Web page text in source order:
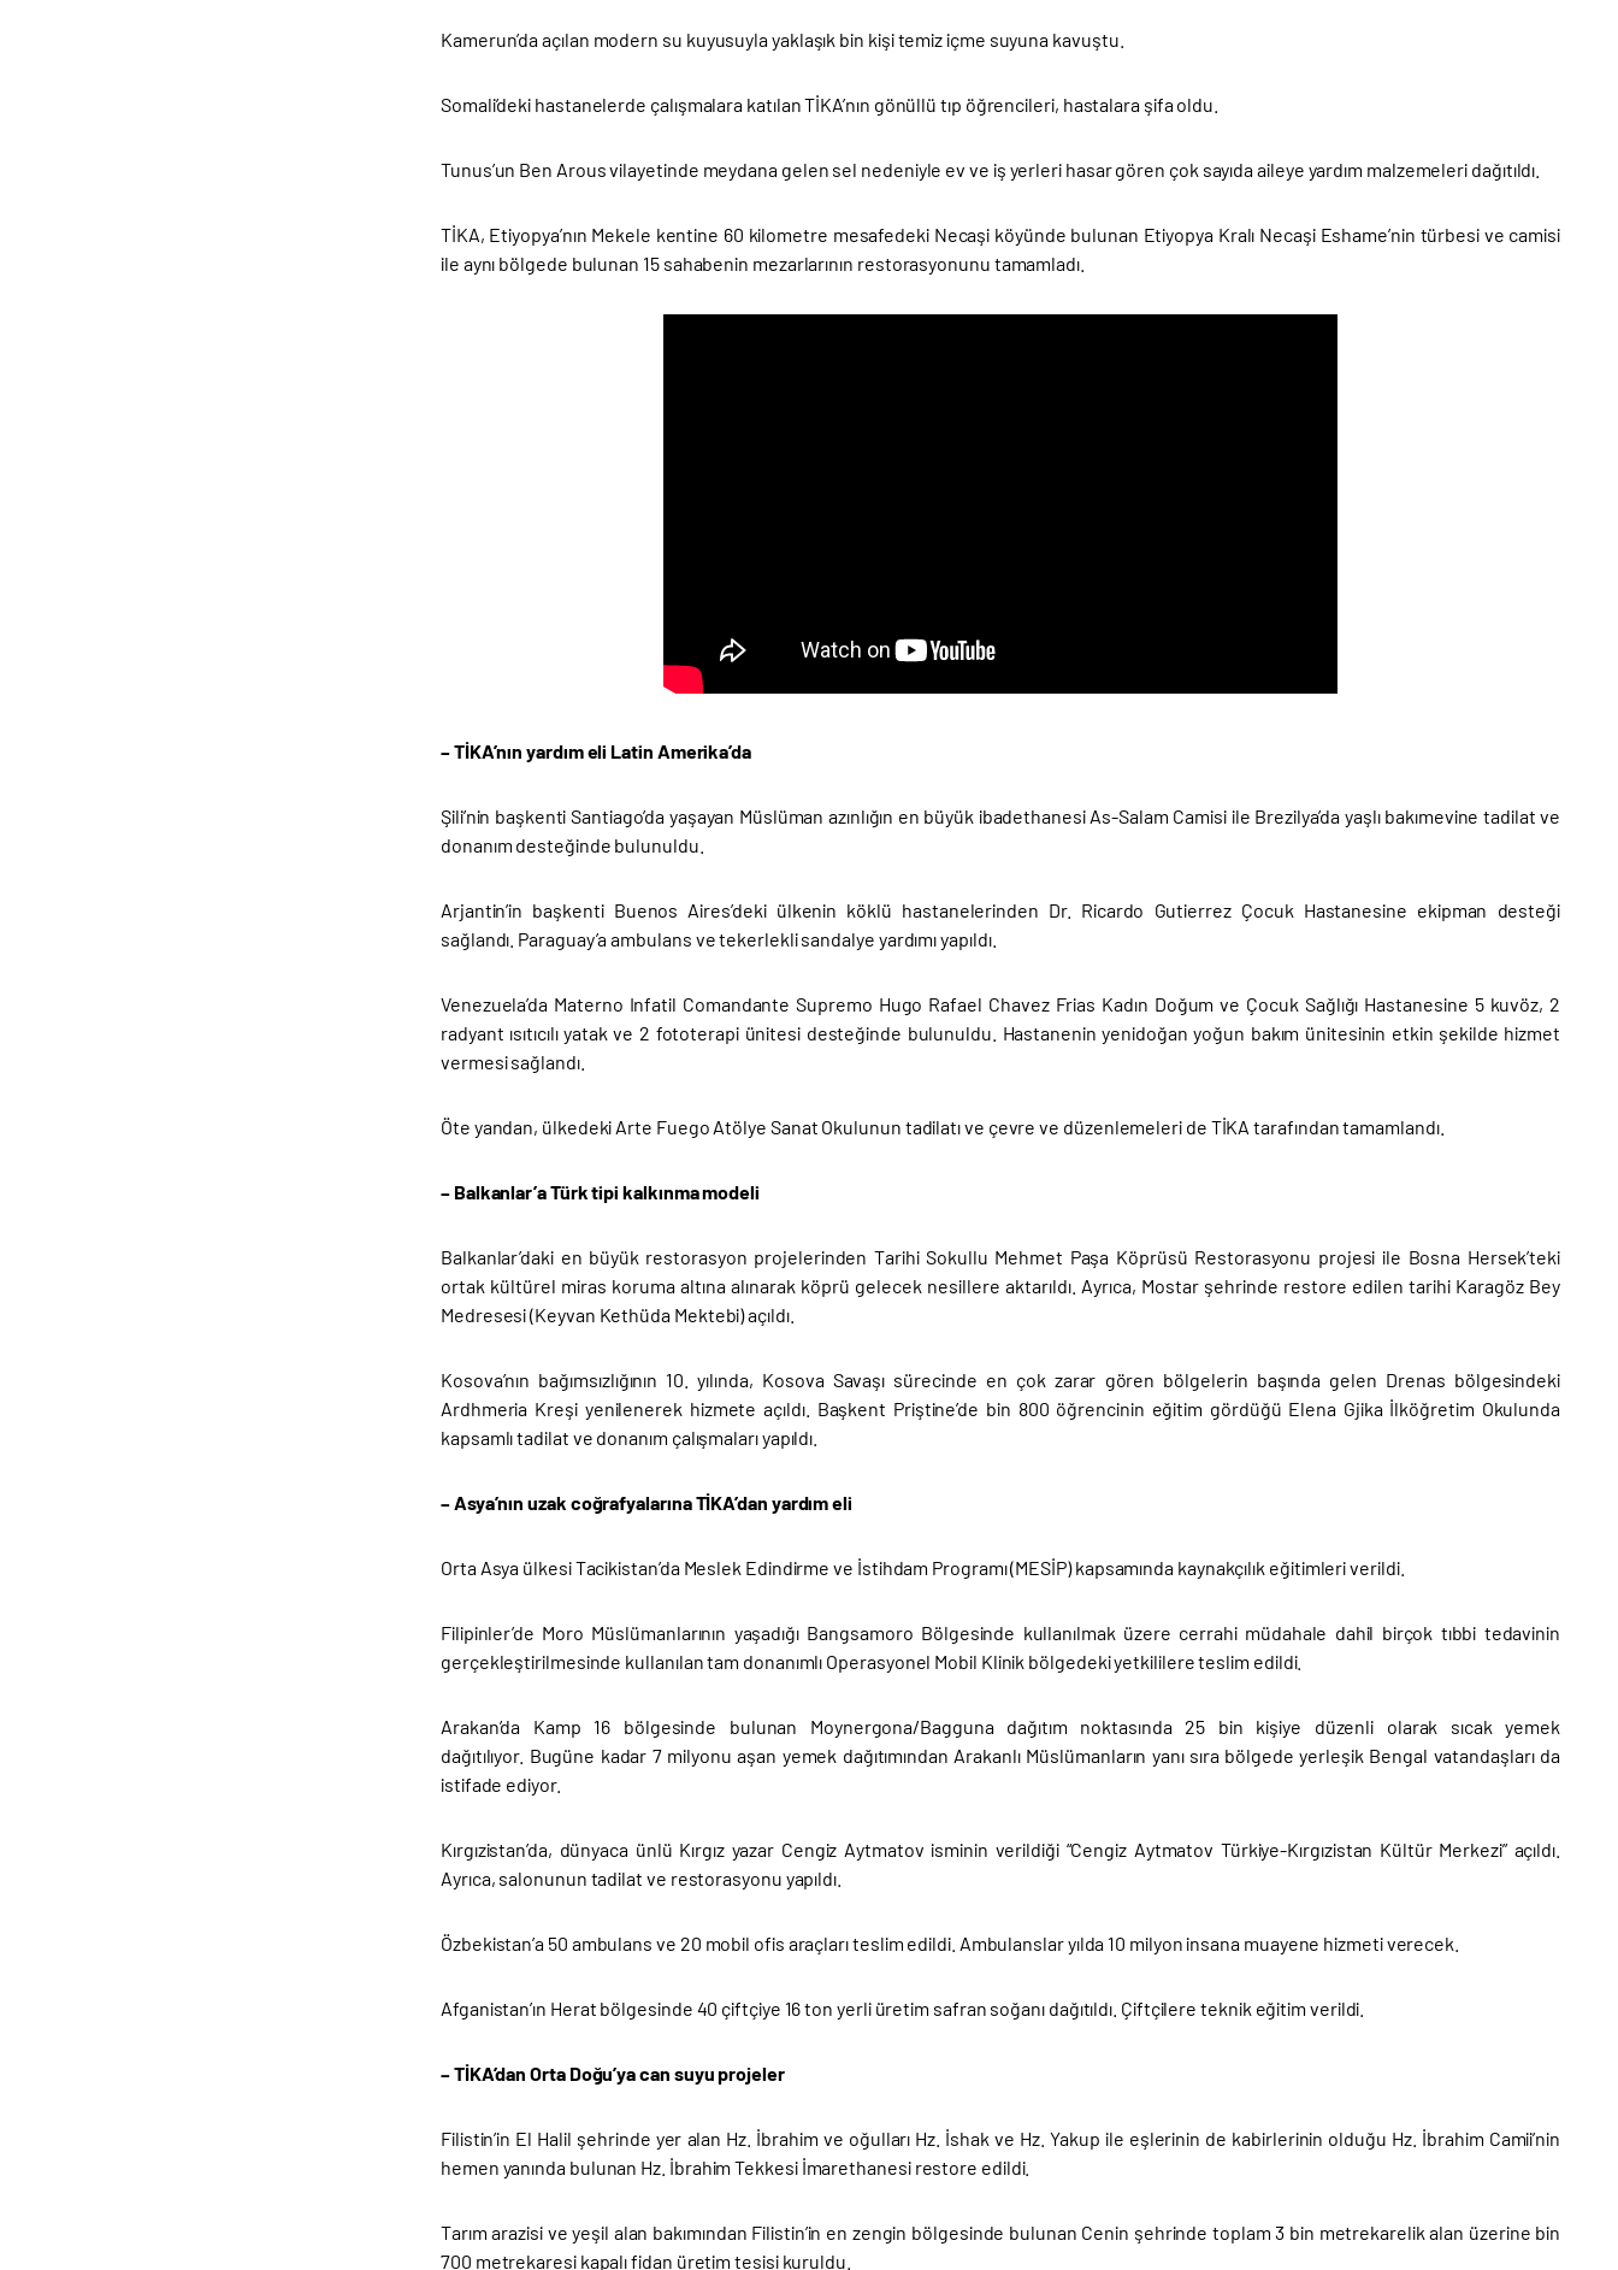
Kamerun’da açılan modern su kuyusuyla yaklaşık bin kişi temiz içme suyuna kavuştu.
Somali’deki hastanelerde çalışmalara katılan TİKA’nın gönüllü tıp öğrencileri, hastalara şifa oldu.
Tunus’un Ben Arous vilayetinde meydana gelen sel nedeniyle ev ve iş yerleri hasar gören çok sayıda aileye yardım malzemeleri dağıtıldı.
TİKA, Etiyopya’nın Mekele kentine 60 kilometre mesafedeki Necaşi köyünde bulunan Etiyopya Kralı Necaşi Eshame’nin türbesi ve camisi
ile aynı bölgede bulunan 15 sahabenin mezarlarının restorasyonunu tamamladı.
– TİKA’nın yardım eli Latin Amerika’da
Şili’nin başkenti Santiago’da yaşayan Müslüman azınlığın en büyük ibadethanesi As-Salam Camisi ile Brezilya’da yaşlı bakımevine tadilat ve
donanım desteğinde bulunuldu.
Arjantin’in başkenti Buenos Aires’deki ülkenin köklü hastanelerinden Dr. Ricardo Gutierrez Çocuk Hastanesine ekipman desteği
sağlandı. Paraguay’a ambulans ve tekerlekli sandalye yardımı yapıldı.
Venezuela’da Materno Infatil Comandante Supremo Hugo Rafael Chavez Frias Kadın Doğum ve Çocuk Sağlığı Hastanesine 5 kuvöz, 2
radyant ısıtıcılı yatak ve 2 fototerapi ünitesi desteğinde bulunuldu. Hastanenin yenidoğan yoğun bakım ünitesinin etkin şekilde hizmet
vermesi sağlandı.
Öte yandan, ülkedeki Arte Fuego Atölye Sanat Okulunun tadilatı ve çevre ve düzenlemeleri de TİKA tarafından tamamlandı.
– Balkanlar’a Türk tipi kalkınma modeli
Balkanlar’daki en büyük restorasyon projelerinden Tarihi Sokullu Mehmet Paşa Köprüsü Restorasyonu projesi ile Bosna Hersek’teki
ortak kültürel miras koruma altına alınarak köprü gelecek nesillere aktarıldı. Ayrıca, Mostar şehrinde restore edilen tarihi Karagöz Bey
Medresesi (Keyvan Kethüda Mektebi) açıldı.
Kosova’nın bağımsızlığının 10. yılında, Kosova Savaşı sürecinde en çok zarar gören bölgelerin başında gelen Drenas bölgesindeki
Ardhmeria Kreşi yenilenerek hizmete açıldı. Başkent Priştine’de bin 800 öğrencinin eğitim gördüğü Elena Gjika İlköğretim Okulunda
kapsamlı tadilat ve donanım çalışmaları yapıldı.
– Asya’nın uzak coğrafyalarına TİKA’dan yardım eli
Orta Asya ülkesi Tacikistan’da Meslek Edindirme ve İstihdam Programı (MESİP) kapsamında kaynakçılık eğitimleri verildi.
Filipinler’de Moro Müslümanlarının yaşadığı Bangsamoro Bölgesinde kullanılmak üzere cerrahi müdahale dahil birçok tıbbi tedavinin
gerçekleştirilmesinde kullanılan tam donanımlı Operasyonel Mobil Klinik bölgedeki yetkililere teslim edildi.
Arakan’da Kamp 16 bölgesinde bulunan Moynergona/Bagguna dağıtım noktasında 25 bin kişiye düzenli olarak sıcak yemek
dağıtılıyor. Bugüne kadar 7 milyonu aşan yemek dağıtımından Arakanlı Müslümanların yanı sıra bölgede yerleşik Bengal vatandaşları da
istifade ediyor.
Kırgızistan’da, dünyaca ünlü Kırgız yazar Cengiz Aytmatov isminin verildiği “Cengiz Aytmatov Türkiye-Kırgızistan Kültür Merkezi” açıldı.
Ayrıca, salonunun tadilat ve restorasyonu yapıldı.
Özbekistan’a 50 ambulans ve 20 mobil ofis araçları teslim edildi. Ambulanslar yılda 10 milyon insana muayene hizmeti verecek.
Afganistan’ın Herat bölgesinde 40 çiftçiye 16 ton yerli üretim safran soğanı dağıtıldı. Çiftçilere teknik eğitim verildi.
– TİKA’dan Orta Doğu’ya can suyu projeler
Filistin’in El Halil şehrinde yer alan Hz. İbrahim ve oğulları Hz. İshak ve Hz. Yakup ile eşlerinin de kabirlerinin olduğu Hz. İbrahim Camii’nin
hemen yanında bulunan Hz. İbrahim Tekkesi İmarethanesi restore edildi.
Tarım arazisi ve yeşil alan bakımından Filistin’in en zengin bölgesinde bulunan Cenin şehrinde toplam 3 bin metrekarelik alan üzerine bin
700 metrekaresi kapalı fidan üretim tesisi kuruldu.